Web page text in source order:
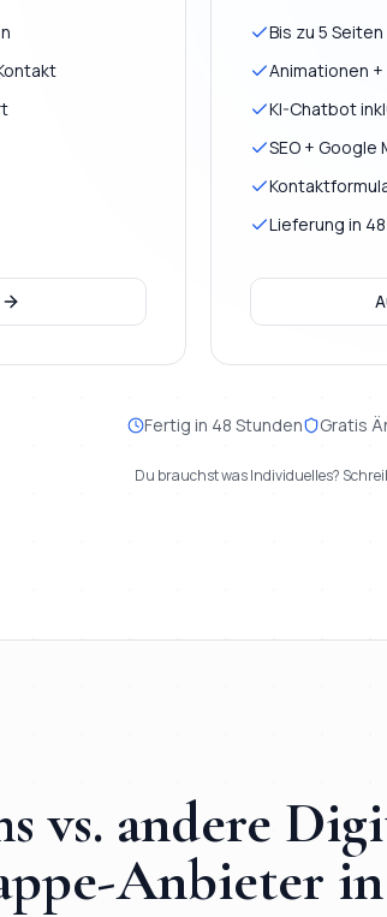
Bis zu 5 Seiten
Animationen
KI-Chatbot
SEO + Google
Lieferung in
Fertig in 48 Stunden Gratis
Du brauchst was Individuelles?
vs. andere
-Anbieter in